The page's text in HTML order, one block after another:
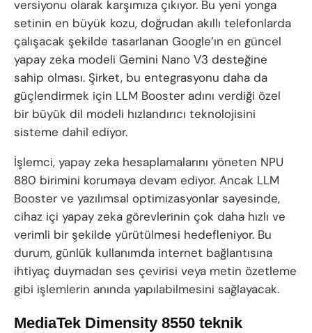
versiyonu olarak karşımıza çıkıyor. Bu yeni yonga
setinin en büyük kozu, doğrudan akıllı telefonlarda
çalışacak şekilde tasarlanan Google’ın en güncel
yapay zeka modeli Gemini Nano V3 desteğine
sahip olması. Şirket, bu entegrasyonu daha da
güçlendirmek için LLM Booster adını verdiği özel
bir büyük dil modeli hızlandırıcı teknolojisini
sisteme dahil ediyor.
İşlemci, yapay zeka hesaplamalarını yöneten NPU
880 birimini korumaya devam ediyor. Ancak LLM
Booster ve yazılımsal optimizasyonlar sayesinde,
cihaz içi yapay zeka görevlerinin çok daha hızlı ve
verimli bir şekilde yürütülmesi hedefleniyor. Bu
durum, günlük kullanımda internet bağlantısına
ihtiyaç duymadan ses çevirisi veya metin özetleme
gibi işlemlerin anında yapılabilmesini sağlayacak.
MediaTek Dimensity 8550 teknik